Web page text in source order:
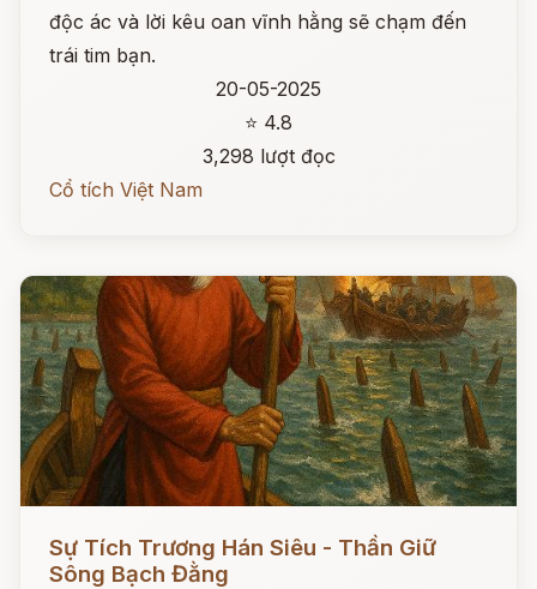
độc ác và lời kêu oan vĩnh hằng sẽ chạm đến
trái tim bạn.
20-05-2025
⭐ 4.8
3,298 lượt đọc
Cổ tích Việt Nam
Sự Tích Trương Hán Siêu - Thần Giữ
Sông Bạch Đằng